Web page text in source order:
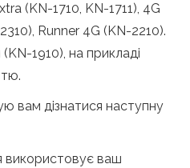
(KN-1710, KN-1711), 4G
Runner 4G (KN-2210).
(KN-1910), на прикладі
вам дізнатися наступну
використовує ваш